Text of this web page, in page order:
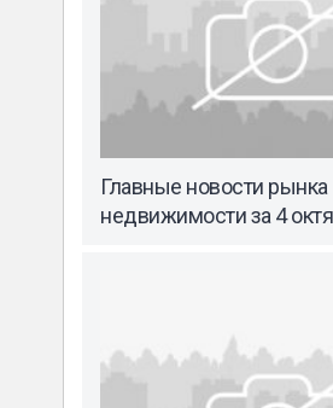
Главные новости рынка
недвижимости за 4